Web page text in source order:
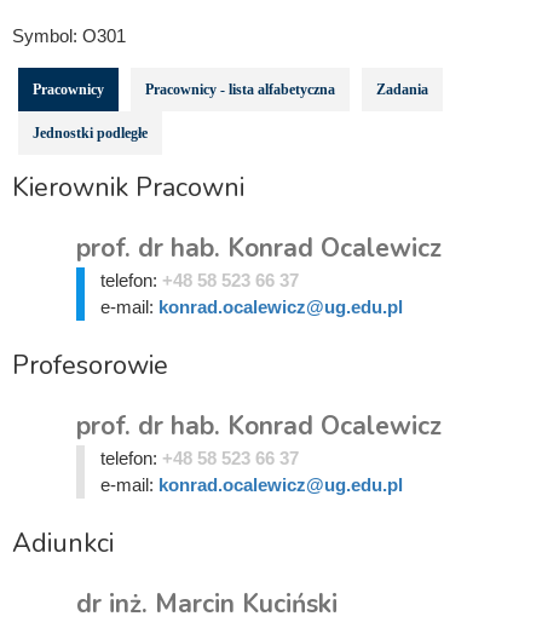
Symbol: O301
Pracownicy Pracownicy - lista alfabetyczna Zadania
Jednostki podległe
Kierownik Pracowni
prof. dr hab. Konrad Ocalewicz
telefon: +48 58 523 66 37
e-mail: konrad.ocalewicz@ug.edu.pl
Profesorowie
prof. dr hab. Konrad Ocalewicz
telefon: +48 58 523 66 37
e-mail: konrad.ocalewicz@ug.edu.pl
Adiunkci
dr inż. Marcin Kuciński